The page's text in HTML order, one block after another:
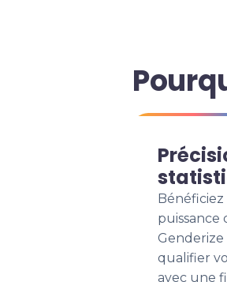
Bénéficiez
puissance
qualifier
avec une